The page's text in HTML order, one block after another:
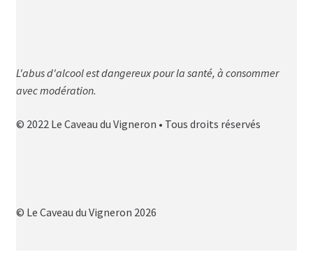
L'abus d'alcool est dangereux pour la santé, à consommer
avec modération.
© 2022 Le Caveau du Vigneron • Tous droits réservés
© Le Caveau du Vigneron 2026